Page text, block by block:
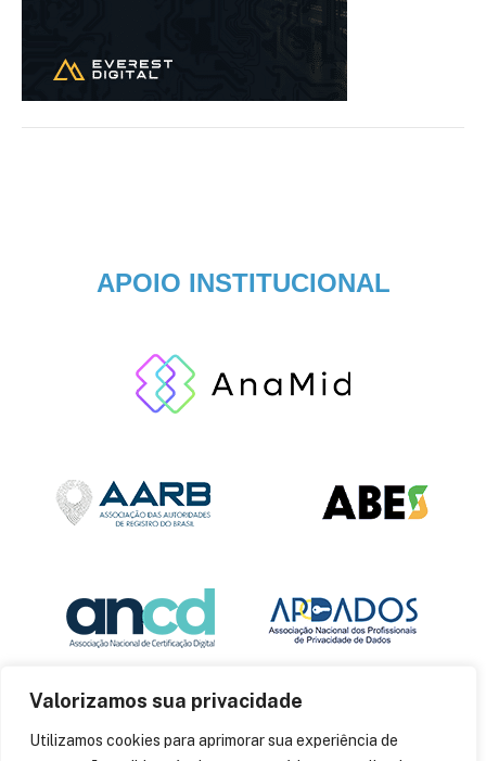
Valorizamos sua privacidade
Utilizamos cookies para aprimorar sua experiência de
APOIO INSTITUCIONAL